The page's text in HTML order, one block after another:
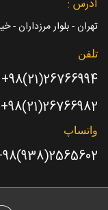
آدرس :
تهران - بلوار مرزداران -
تلفن
26766994(21)98+
26766982(21)98+
واتساپ
2565602(938)98+